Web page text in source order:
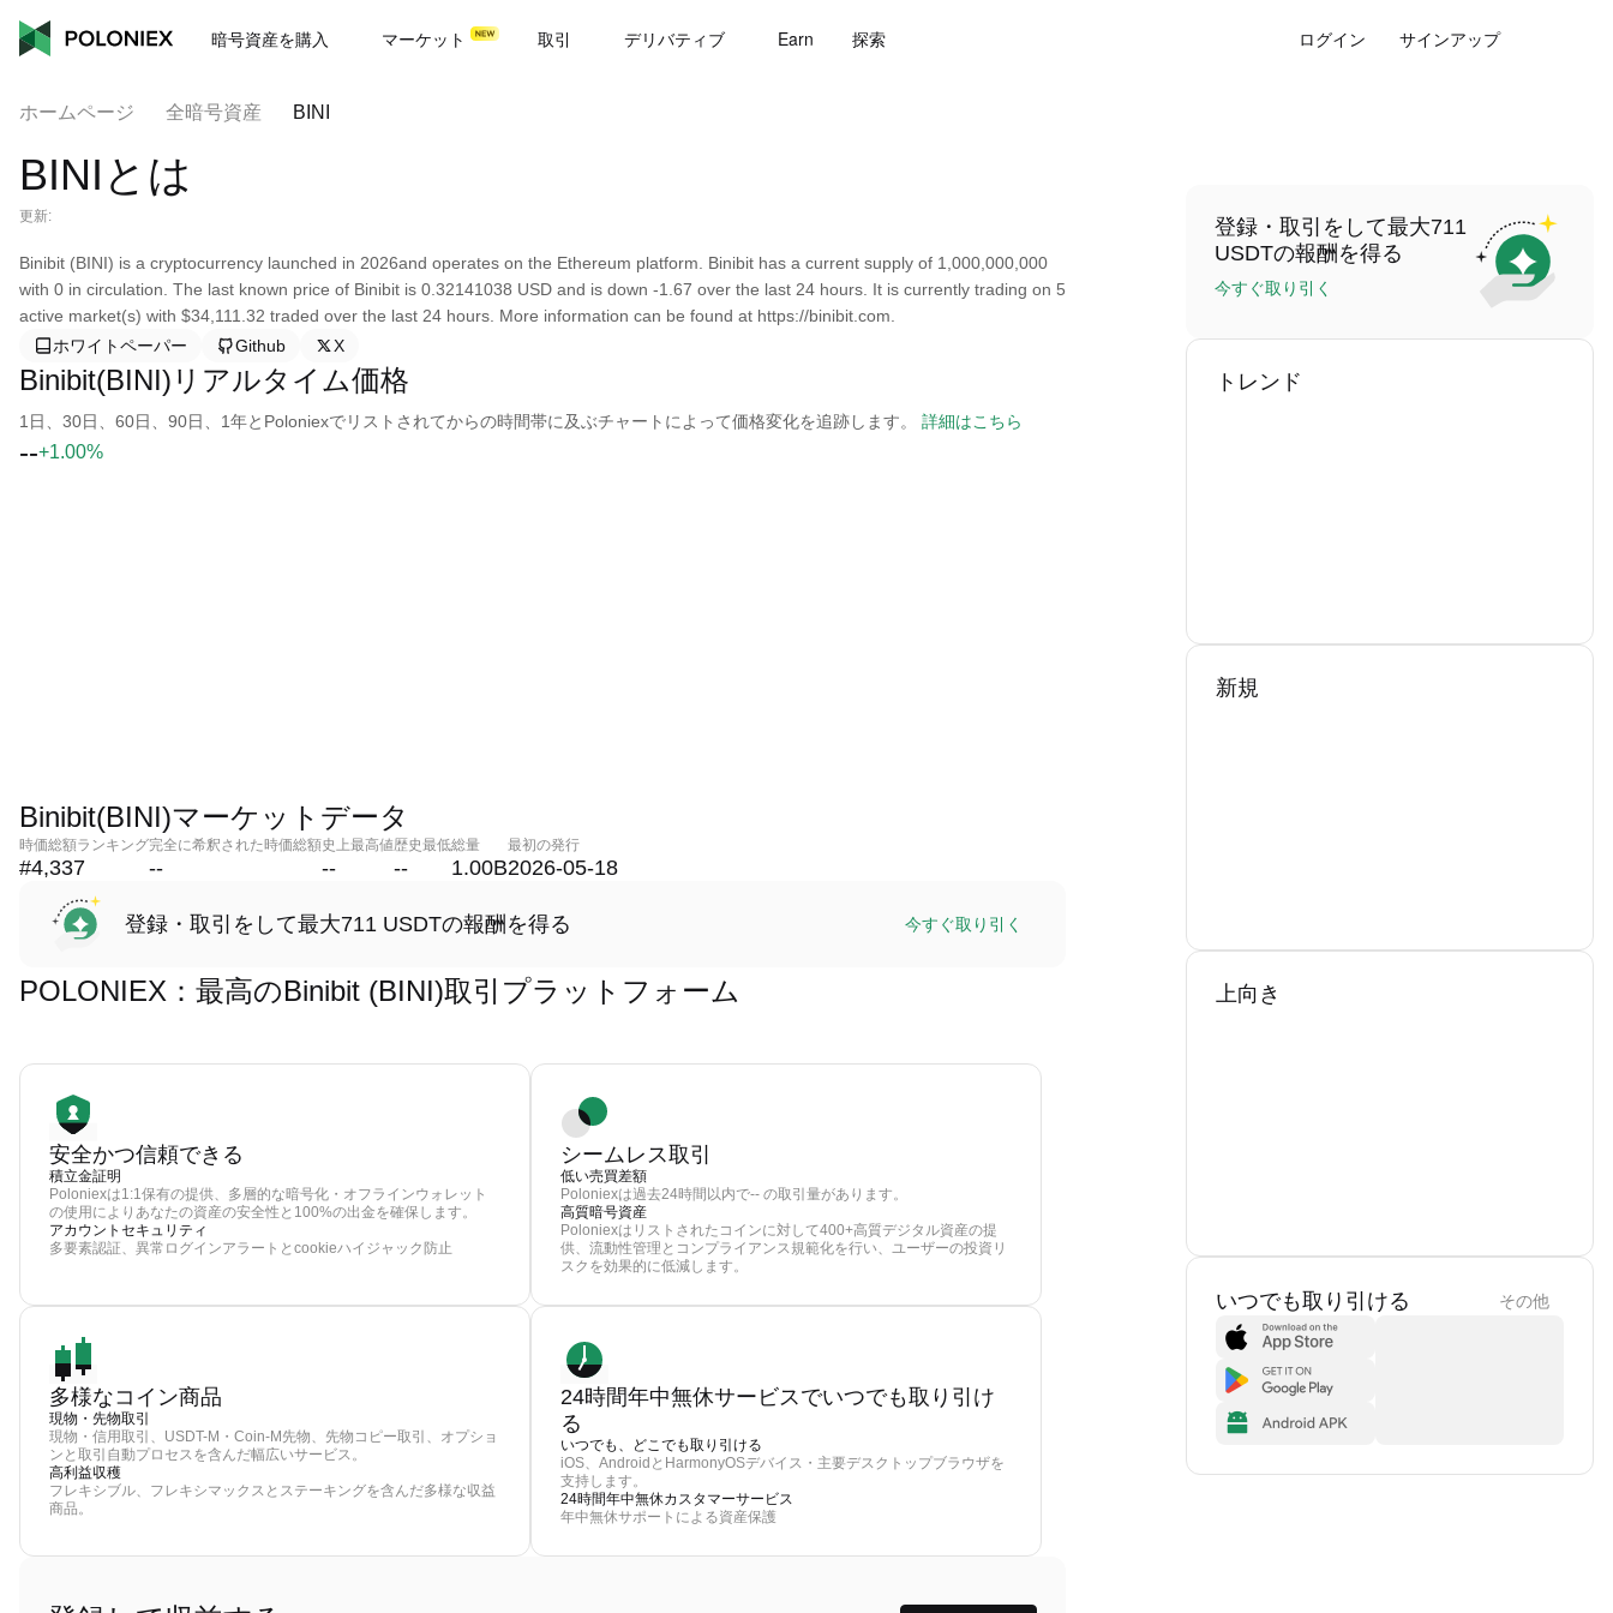
暗号資産を購入 マーケット 取引 デリバティブ Earn 探索 ログイン サインアップ
ホームページ 全暗号資産 BINI
BINIとは
更新:
Binibit (BINI) is a cryptocurrency launched in 2026and operates on the Ethereum platform. Binibit has a current supply of 1,000,000,000
with 0 in circulation. The last known price of Binibit is 0.32141038 USD and is down -1.67 over the last 24 hours. It is currently trading on 5
active market(s) with $34,111.32 traded over the last 24 hours. More information can be found at https://binibit.com.
ホワイトペーパー
Github X
Binibit(BINI)リアルタイム価格
1日、30日、60日、90日、1年とPoloniexでリストされてからの時間帯に及ぶチャートによって価格変化を追跡します。 詳細はこちら
--+1.00%
Binibit(BINI)マーケットデータ
時価総額ランキング
#4,337
完全に希釈された時価総額
--
史上最高値
--
歴史最低
--
総量
1.00B
最初の発行
2026-05-18
登録・取引をして最大711 USDTの報酬を得る 今すぐ取り引く
POLONIEX：最高のBinibit (BINI)取引プラットフォーム
安全かつ信頼できる
積立金証明
Poloniexは1:1保有の提供、多層的な暗号化・オフラインウォレット
の使用によりあなたの資産の安全性と100%の出金を確保します。
アカウントセキュリティ
多要素認証、異常ログインアラートとcookieハイジャック防止
シームレス取引
低い売買差額
Poloniexは過去24時間以内で-- の取引量があります。
高質暗号資産
Poloniexはリストされたコインに対して400+高質デジタル資産の提
供、流動性管理とコンプライアンス規範化を行い、ユーザーの投資リ
スクを効果的に低減します。
多様なコイン商品
現物・先物取引
現物・信用取引、USDT-M・Coin-M先物、先物コピー取引、オプショ
ンと取引自動プロセスを含んだ幅広いサービス。
高利益収穫
フレキシブル、フレキシマックスとステーキングを含んだ多様な収益
商品。
24時間年中無休サービスでいつでも取り引け
る
いつでも、どこでも取り引ける
iOS、AndroidとHarmonyOSデバイス・主要デスクトップブラウザを
支持します。
24時間年中無休カスタマーサービス
年中無休サポートによる資産保護
登録・取引をして最大711
USDTの報酬を得る
今すぐ取り引く
トレンド
新規
上向き
いつでも取り引ける その他